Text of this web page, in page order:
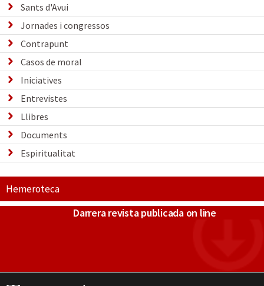
Sants d'Avui
Jornades i congressos
Contrapunt
Casos de moral
Iniciatives
Entrevistes
Llibres
Documents
Espiritualitat
Hemeroteca
Darrera revista publicada on line